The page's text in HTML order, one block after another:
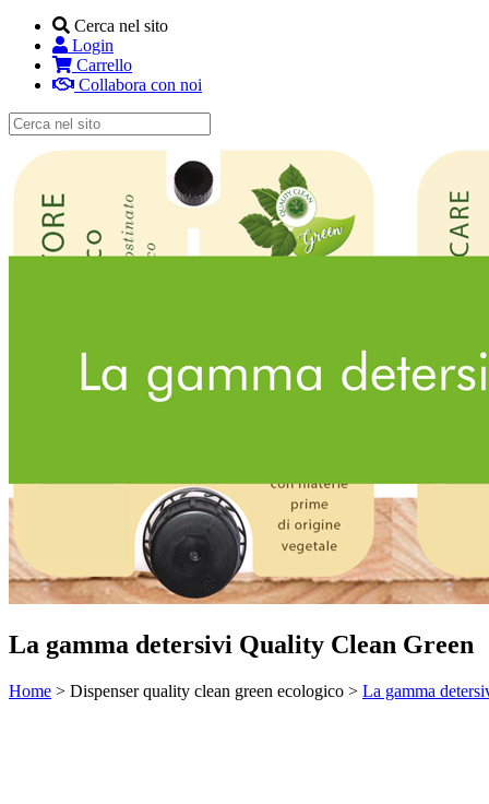
Cerca nel sito
Login
Carrello
Collabora con noi
La gamma detersivi Quality Clean Green
Home > Dispenser quality clean green ecologico > La gamma